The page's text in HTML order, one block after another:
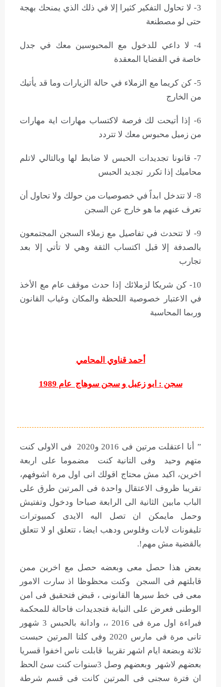
3- لا تحاول التفكير كثيرا إلا في ذلك الذي يمنحك بهجة
حتى لو مصطنعة
4- لا داعي للدخول مع المحبوسين معك في جدل
خاصة في القضايا المعقدة
5- كن كريما مع الزملاء في حالة الزيارات وما قد يأتيك
من الخارج
6- إذا أتيحت لك فرصة لاكتساب مهارات اية مهارات
من زميل محبوس معك لا تتردد
7- قانونا تجديدات الحبس لا ضابط لها وبالتالي لاتلم
محاميك إذا تكرر تجديد الحبس
8- لا تتدخل ابداً في خصوصيات من حولك ولا تحاول أن
تعرف عنهم ما هو خارج عن السجن
9- لا تتحدث في تفاصيل مع زملاء السجن المجتمعون
بالصدفة إلا قبل اكتساب الثقة وهي لا تأتي إلا بعد
تجارب
10- كن شريكا لزملائك إذا حدث موقف عام مع الأخذ
في الاعتبار خصوصية اللحظة والمكان وغياب القانون
وربما المحاسبة
أحمد قناوي المحامي
سجن : ابو زعبل و سجن سوهاج عام 1989
” أنا اعتقلت مرتين فى 2016 و2020 فى الاولى كنت
متهم وحيد وفى التانية كنت مضموما على اربعة
اخرين، اكيد مش محتاج اقولك انى اول مرة اشوفهم،
تقريبا ظروف الاعتقال واحدة فى المرتين طرق على
الباب مابين الثانية الى الرابعة صباحا ودخول وتفتيش
وحمل مايمكن ان تصل اليه الايدى كمبيوترات
تليفونات لابات وفلوس ودهب ايضا ، تتعلق او لا تتعلق
بالقضية مش مهم!.
بعض هذا حصل معى وبعضه حصل مع اخرين ممن
قابلتهم فى السجن وكنت محظوظا اذ سارت الامور
معى فى خط سيرها القانونى ، قبض فتحقيق فى امن
الوطنى فعرض على النيابة فتجديدات فاحالة للمحكمة
فبراءة اول مرة فى 2016 ،، وادانة بالحبس 3 شهور
تانى مرة فى مارس 2020 وفى كلتا المرتين حبست
ثلاثة وبضعة ايام اشهر تقريبا قابلت ناس اخفوا قسريا
بعضهم لاشهر وبعضهم وصل 3سنوات كنت سئ الحظ
ان فترة سجنى فى المرتين كانت فى قسم شرطة